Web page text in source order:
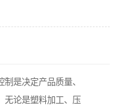
是决定产品质量、
无论是塑料加工、压